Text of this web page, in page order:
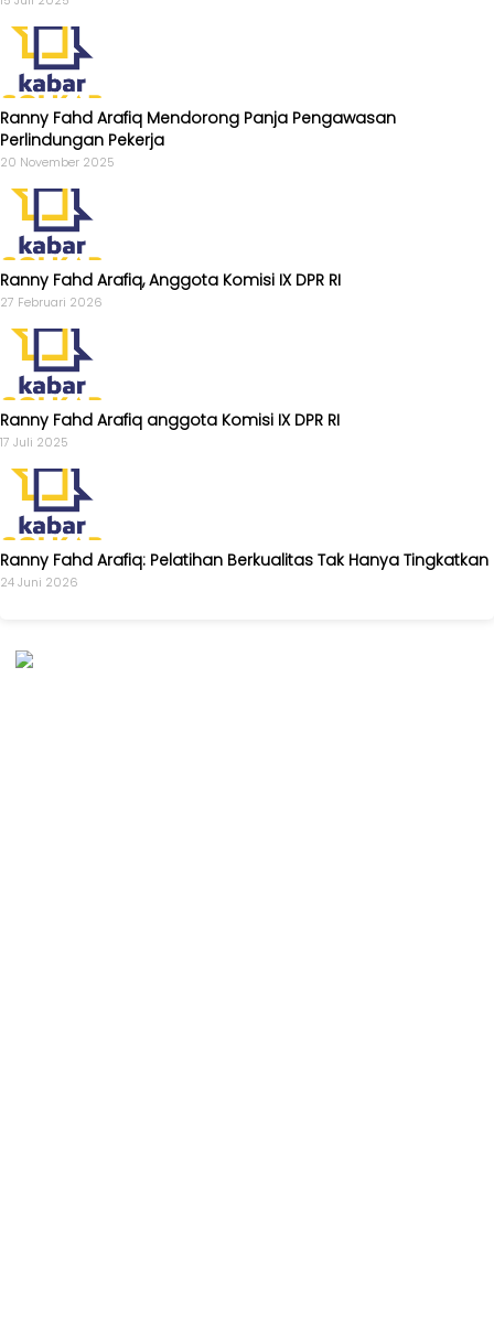
Ranny Fahd Arafiq Mendorong Panja Pengawasan
Perlindungan Pekerja
20 November 2025
Ranny Fahd Arafiq, Anggota Komisi IX DPR RI
27 Februari 2026
Ranny Fahd Arafiq anggota Komisi IX DPR RI
17 Juli 2025
Ranny Fahd Arafiq: Pelatihan Berkualitas Tak Hanya Tingkatkan
24 Juni 2026